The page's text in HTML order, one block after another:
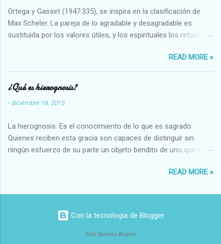
Ortega y Gasset (1947:335), se inspira en la clasificación de
Max Scheler. La pareja de lo agradable y desagradable es
sustituida por los valores útiles, y los espirituales los retoca.
Abundante-Escaso,etc 2 VITALES Sano-Enfermo Selecto-
Vulgar Enérgico-Inerte Fuerte-Débil,etc. 3 ESPIRITUALES a)
Intelectuales Conocimiento-Error Exacto-Aproximado
Evidente-Probable,etc b) Morales Bueno-malo Bondadoso-
malvado Justo-Injusto Escrupuloso-Relajado Leal-Desleal,etc.
Armonioso-Inarmonioso 4 RELIGIOSOS Santo-Pr...
READ MORE »
¿Qué es hierognosis?
-diciembre 18, 2015
La hierognosis. Es el conocimiento de lo que es sagrado.
Quienes reciben esta gracia son capaces de distinguir sin
ningún esfuerzo de su parte un objeto bendito de uno que no
READ MORE »
Con la tecnología de Blogger
Pilar Sánchez Alvarez